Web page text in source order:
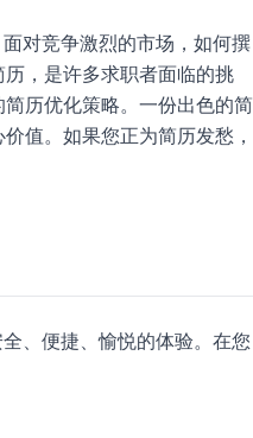
对竞争激烈的市场，如何撰
，是许多求职者面临的挑
历优化策略。一份出色的简
值。如果您正为简历发愁，
、便捷、愉悦的体验。在您